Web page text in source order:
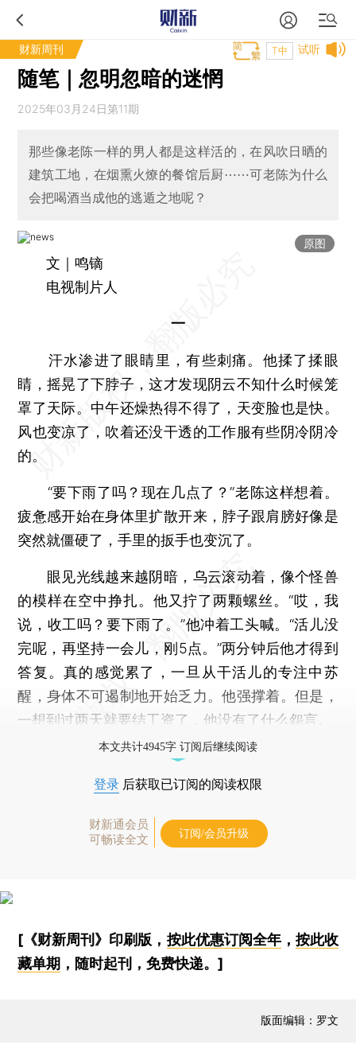
财新周刊 试听
T中
随笔｜忽明忽暗的迷惘
2025年03月24日第11期
那些像老陈一样的男人都是这样活的，在风吹日晒的
建筑工地，在烟熏火燎的餐馆后厨⋯⋯可老陈为什么
会把喝酒当成他的逃遁之地呢？
原图
文｜鸣镝
电视制片人
一
汗水渗进了眼睛里，有些刺痛。他揉了揉眼
睛，摇晃了下脖子，这才发现阴云不知什么时候笼
罩了天际。中午还燥热得不得了，天变脸也是快。
风也变凉了，吹着还没干透的工作服有些阴冷阴冷
的。
“要下雨了吗？现在几点了？”老陈这样想着。
疲惫感开始在身体里扩散开来，脖子跟肩膀好像是
突然就僵硬了，手里的扳手也变沉了。
眼见光线越来越阴暗，乌云滚动着，像个怪兽
的模样在空中挣扎。他又拧了两颗螺丝。“哎，我
说，收工吗？要下雨了。”他冲着工头喊。“活儿没
完呢，再坚持一会儿，刚5点。”两分钟后他才得到
答复。真的感觉累了，一旦从干活儿的专注中苏
醒，身体不可遏制地开始乏力。他强撑着。但是，
一想到过两天就要结工资了，他没有了什么怨言。
本文共计4945字 订阅后继续阅读
登录 后获取已订阅的阅读权限
财新通会员
可畅读全文
订阅/会员升级
[《财新周刊》印刷版， 按此优惠订阅全年， 按此收
藏单期 ，随时起刊，免费快递。]
版面编辑：罗文